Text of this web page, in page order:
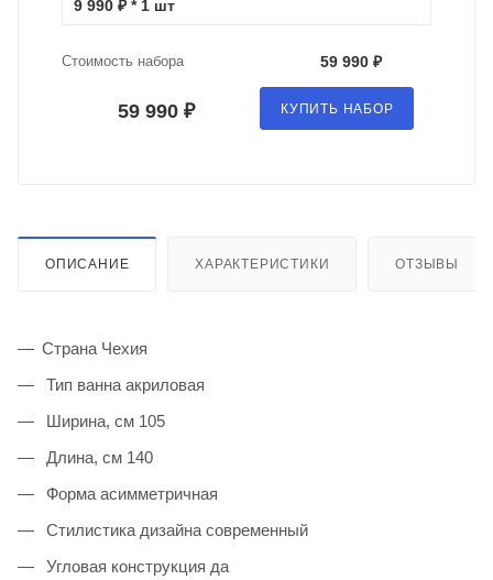
9 990 ₽ * 1 шт
Стоимость набора 59 990 ₽
59 990 ₽ КУПИТЬ НАБОР
ОПИСАНИЕ ХАРАКТЕРИСТИКИ ОТЗЫВЫ
Страна Чехия
Тип ванна акриловая
Ширина, см 105
Длина, см 140
Форма асимметричная
Стилистика дизайна современный
Угловая конструкция да